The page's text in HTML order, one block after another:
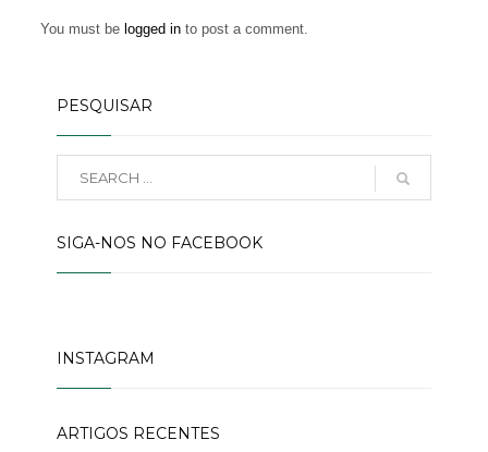
You must be logged into post a comment.
PESQUISAR
SIGA-NOS NO FACEBOOK
INSTAGRAM
ARTIGOS RECENTES